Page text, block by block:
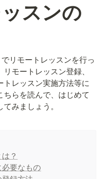
スンの
リモートレッスンを行っ
モートレッスン登録、
トレッスン実施方法等に
らを読んで、はじめて
みましょう。
？
必要なもの